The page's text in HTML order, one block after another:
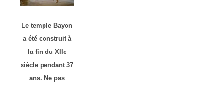
Le temple Bayon
a été construit à
la fin du XIIe
siècle pendant 37
ans. Ne pas